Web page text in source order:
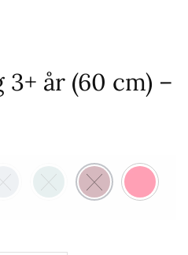
år (60 cm) –